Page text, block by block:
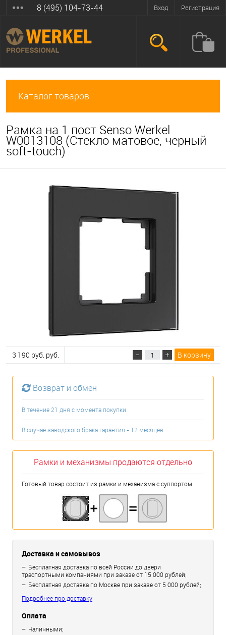
Вход Регистрация
8 (495) 104-73-44
Каталог товаров
Рамка на 1 пост Senso Werkel
W0013108 (Стекло матовое, черный
soft-touch)
3 190 руб. руб. В корзину
Возврат и обмен
В течение 21 дня с момента покупки
В случае заводского брака гарантия - 12 месяцев
Рамки и механизмы продаются отдельно
Готовый товар состоит из рамки и механизма с суппортом
Доставка и самовывоз
Бесплатная доставка по всей России до двери
траспортными компаниями при заказе от 15 000 рублей;
Бесплатная доставка по Москве при заказе от 5 000 рублей;
Подробнее про доставку
Оплата
Наличными;